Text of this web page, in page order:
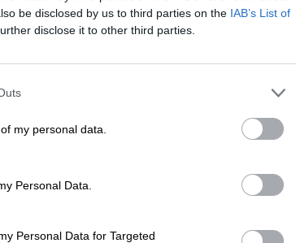
be disclosed by us to third parties on the IAB’s List of
disclose it to other third parties.
my personal data.
Personal Data.
Personal Data for Targeted
de este autor
de 2019
de Adolfo Suárez
de este autor